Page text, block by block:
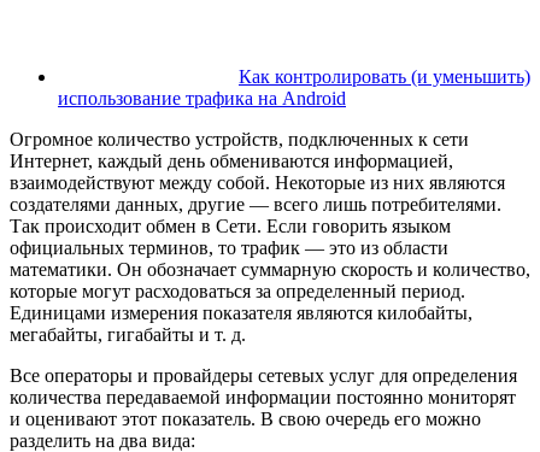
Как контролировать (и уменьшить)
использование трафика на Android
Огромное количество устройств, подключенных к сети
Интернет, каждый день обмениваются информацией,
взаимодействуют между собой. Некоторые из них являются
создателями данных, другие — всего лишь потребителями.
Так происходит обмен в Сети. Если говорить языком
официальных терминов, то трафик — это из области
математики. Он обозначает суммарную скорость и количество,
которые могут расходоваться за определенный период.
Единицами измерения показателя являются килобайты,
мегабайты, гигабайты и т. д.
Все операторы и провайдеры сетевых услуг для определения
количества передаваемой информации постоянно мониторят
и оценивают этот показатель. В свою очередь его можно
разделить на два вида: